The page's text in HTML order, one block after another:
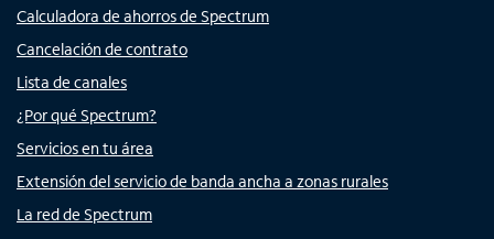
Calculadora de ahorros de Spectrum
Cancelación de contrato
Lista de canales
¿Por qué Spectrum?
Servicios en tu área
Extensión del servicio de banda ancha a zonas rurales
La red de Spectrum